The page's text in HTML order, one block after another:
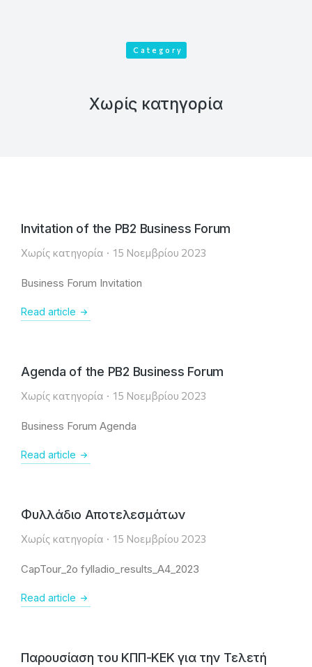
Category
Χωρίς κατηγορία
Invitation of the PB2 Business Forum
Χωρίς κατηγορία 15 Νοεμβρίου 2023
Business Forum Invitation
Read article
Agenda of the PB2 Business Forum
Χωρίς κατηγορία 15 Νοεμβρίου 2023
Business Forum Agenda
Read article
Φυλλάδιο Αποτελεσμάτων
Χωρίς κατηγορία 15 Νοεμβρίου 2023
CapTour_2o fylladio_results_A4_2023
Read article
Παρουσίαση του ΚΠΠ-ΚΕΚ για την Τελετή